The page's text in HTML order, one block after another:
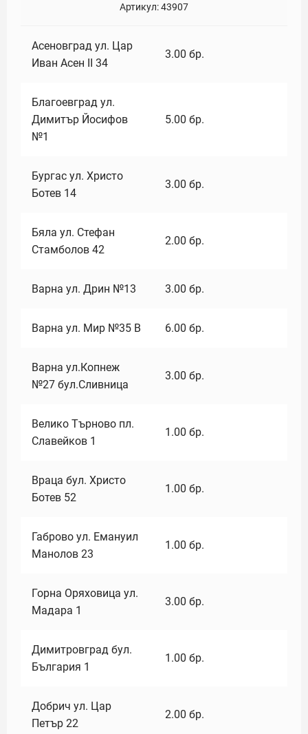
Артикул:43907
Асеновград ул. Цар
Иван Асен II 34
3.00 бр.
Благоевград ул.
Димитър Йосифов
№1
5.00 бр.
Бургас ул. Христо
Ботев 14
3.00 бр.
Бяла ул. Стефан
Стамболов 42
2.00 бр.
Варна ул. Дрин №13 3.00 бр.
Варна ул. Мир №35 В 6.00 бр.
Варна ул.Копнеж
№27 бул.Сливница
3.00 бр.
Велико Търново пл.
Славейков 1
1.00 бр.
Враца бул. Христо
Ботев 52
1.00 бр.
Габрово ул. Емануил
Манолов 23
1.00 бр.
Горна Оряховица ул.
Мадара 1
3.00 бр.
Димитровград бул.
България 1
1.00 бр.
Добрич ул. Цар
Петър 22
2.00 бр.